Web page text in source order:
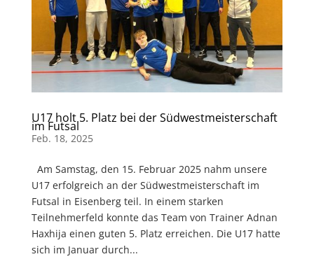
U17 holt 5. Platz bei der Südwestmeisterschaft
im Futsal
Feb. 18, 2025
Am Samstag, den 15. Februar 2025 nahm unsere
U17 erfolgreich an der Südwestmeisterschaft im
Futsal in Eisenberg teil. In einem starken
Teilnehmerfeld konnte das Team von Trainer Adnan
Haxhija einen guten 5. Platz erreichen. Die U17 hatte
sich im Januar durch...